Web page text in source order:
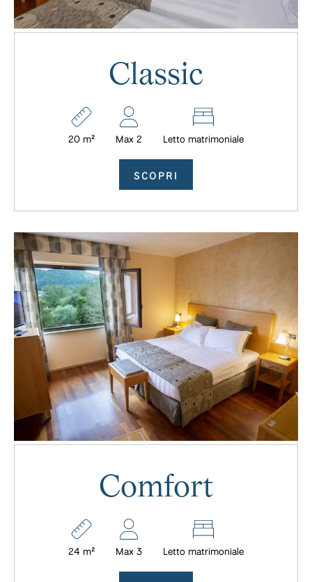
Classic
20 m² Max 2 Letto matrimoniale
SCOPRI
Comfort
24 m² Max 3 Letto matrimoniale